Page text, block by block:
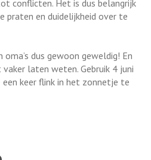
conflicten. Het is dus belangrijk
praten en duidelijkheid over te
dus gewoon geweldig! En
laten weten. Gebruik 4 juni
keer flink in het zonnetje te